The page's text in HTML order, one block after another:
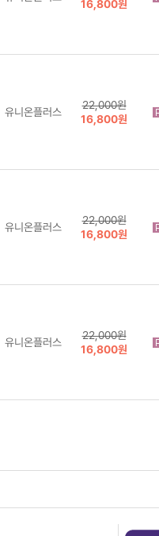
16,800원
유니온플러스
22,000원
16,800원
유니온플러스
22,000원
16,800원
유니온플러스
22,000원
16,800원